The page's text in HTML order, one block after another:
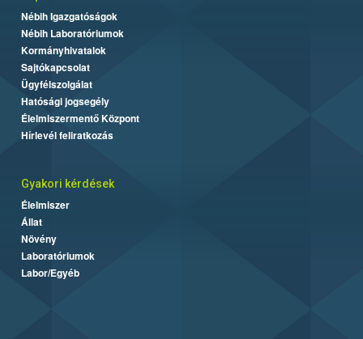
Nébih Igazgatóságok
Nébih Laboratóriumok
Kormányhivatalok
Sajtókapcsolat
Ügyfélszolgálat
Hatósági jogsegély
Élelmiszermentő Központ
Hírlevél feliratkozás
Gyakori kérdések
Élelmiszer
Állat
Növény
Laboratóriumok
Labor/Egyéb